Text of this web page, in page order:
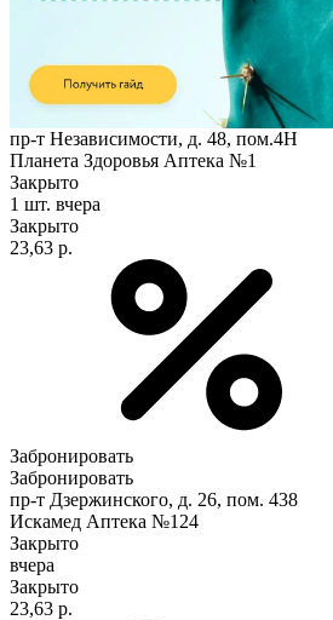
пр-т Независимости, д. 48, пом.4Н
Планета Здоровья Аптека №1
Закрыто
1 шт. вчера
Закрыто
23,63 р.
Забронировать
Забронировать
пр-т Дзержинского, д. 26, пом. 438
Искамед Аптека №124
Закрыто
вчера
Закрыто
23,63 р.